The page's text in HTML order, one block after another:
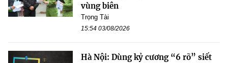
vùng biên
Trọng Tài
15:54 03/08/2026
Hà Nội: Dùng kỷ cương “6 rõ” siết